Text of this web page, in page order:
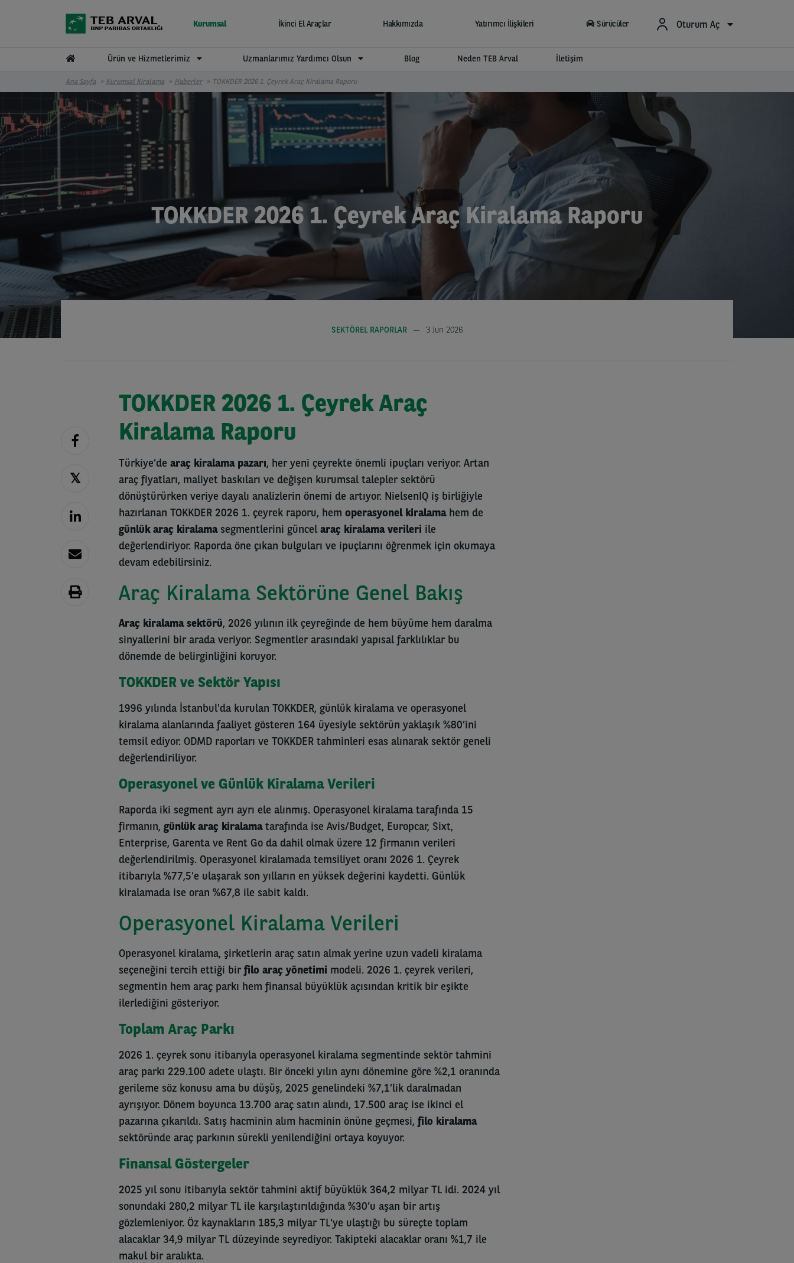
Kurumsal İkinci El Araçlar Hakkımızda Yatırımcı İlişkileri Sürücüler Oturum Aç
Ürün ve Hizmetlerimiz Uzmanlarımız Yardımcı Olsun Blog Neden TEB Arval İletişim
Ana Sayfa Kurumsal Kiralama Haberler TOKKDER 2026 1. Çeyrek Araç Kiralama Raporu
TOKKDER 2026 1. Çeyrek Araç Kiralama Raporu
SEKTÖREL RAPORLAR 3 Jun 2026
TOKKDER 2026 1. Çeyrek Araç
Kiralama Raporu
Türkiye’de araç kiralama pazarı, her yeni çeyrekte önemli ipuçları veriyor. Artan
araç fiyatları, maliyet baskıları ve değişen kurumsal talepler sektörü
dönüştürürken veriye dayalı analizlerin önemi de artıyor. NielsenIQ iş birliğiyle
hazırlanan TOKKDER 2026 1. çeyrek raporu, hem operasyonel kiralamahem de
günlük araç kiralamasegmentlerini güncelaraç kiralama verileri ile
değerlendiriyor. Raporda öne çıkan bulguları ve ipuçlarını öğrenmek için okumaya
devam edebilirsiniz.
Araç Kiralama Sektörüne Genel Bakış
Araç kiralama sektörü, 2026 yılının ilk çeyreğinde de hem büyüme hem daralma
sinyallerini bir arada veriyor. Segmentler arasındaki yapısal farklılıklar bu
dönemde de belirginliğini koruyor.
TOKKDER ve Sektör Yapısı
1996 yılında İstanbul'da kurulan TOKKDER, günlük kiralama ve operasyonel
kiralama alanlarında faaliyet gösteren 164 üyesiyle sektörün yaklaşık %80’ini
temsil ediyor. ODMD raporları ve TOKKDER tahminleri esas alınarak sektör geneli
değerlendiriliyor.
Operasyonel ve Günlük Kiralama Verileri
Raporda iki segment ayrı ayrı ele alınmış. Operasyonel kiralama tarafında 15
firmanın, günlük araç kiralamatarafında ise Avis/Budget, Europcar, Sixt,
Enterprise, Garenta ve Rent Go da dahil olmak üzere 12 firmanın verileri
değerlendirilmiş. Operasyonel kiralamada temsiliyet oranı 2026 1. Çeyrek
itibarıyla %77,5'e ulaşarak son yılların en yüksek değerini kaydetti. Günlük
kiralamada ise oran %67,8 ile sabit kaldı.
Operasyonel Kiralama Verileri
Operasyonel kiralama, şirketlerin araç satın almak yerine uzun vadeli kiralama
seçeneğini tercih ettiği birfilo araç yönetimi modeli. 2026 1. çeyrek verileri,
segmentin hem araç parkı hem finansal büyüklük açısından kritik bir eşikte
ilerlediğini gösteriyor.
Toplam Araç Parkı
2026 1. çeyrek sonu itibarıyla operasyonel kiralama segmentinde sektör tahmini
araç parkı 229.100 adete ulaştı. Bir önceki yılın aynı dönemine göre %2,1 oranında
gerileme söz konusu ama bu düşüş, 2025 genelindeki %7,1’lik daralmadan
ayrışıyor. Dönem boyunca 13.700 araç satın alındı, 17.500 araç ise ikinci el
pazarına çıkarıldı. Satış hacminin alım hacminin önüne geçmesi, filo kiralama
sektöründe araç parkının sürekli yenilendiğini ortaya koyuyor.
Finansal Göstergeler
2025 yıl sonu itibarıyla sektör tahmini aktif büyüklük 364,2 milyar TL idi. 2024 yıl
sonundaki 280,2 milyar TL ile karşılaştırıldığında %30’u aşan bir artış
gözlemleniyor. Öz kaynakların 185,3 milyar TL'ye ulaştığı bu süreçte toplam
alacaklar 34,9 milyar TL düzeyinde seyrediyor. Takipteki alacaklar oranı %1,7 ile
makul bir aralıkta.